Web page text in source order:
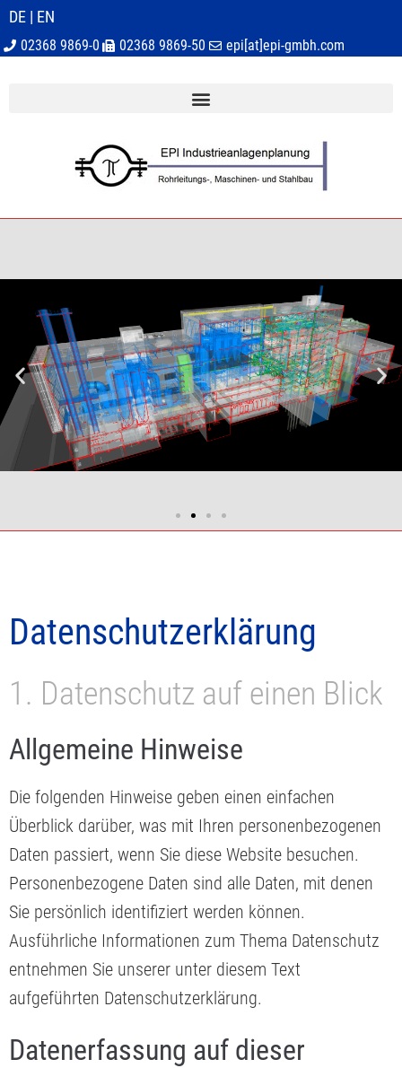
DE | EN
02368 9869-0 02368 9869-50 epi[at]epi-gmbh.com
Datenschutz­erklärung
1. Datenschutz auf einen Blick
Allgemeine Hinweise
Die folgenden Hinweise geben einen einfachen
Überblick darüber, was mit Ihren personenbezogenen
Daten passiert, wenn Sie diese Website besuchen.
Personenbezogene Daten sind alle Daten, mit denen
Sie persönlich identifiziert werden können.
Ausführliche Informationen zum Thema Datenschutz
entnehmen Sie unserer unter diesem Text
aufgeführten Datenschutzerklärung.
Datenerfassung auf dieser